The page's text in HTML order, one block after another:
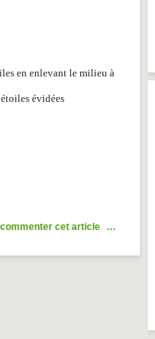
en enlevant le milieu à
évidées
commenter cet article …